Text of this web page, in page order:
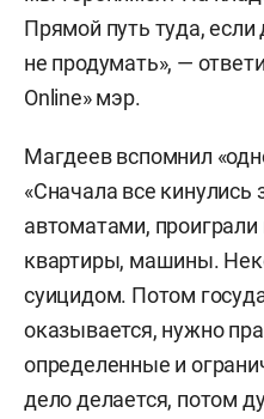
Прямой путь туда, если
не продумать», —
Online» мэр.
Магдеев вспомнил
«Сначала все
автоматами,
квартиры, машины.
суицидом. Потом
оказывается, нужно
определенные и
дело делается, потом